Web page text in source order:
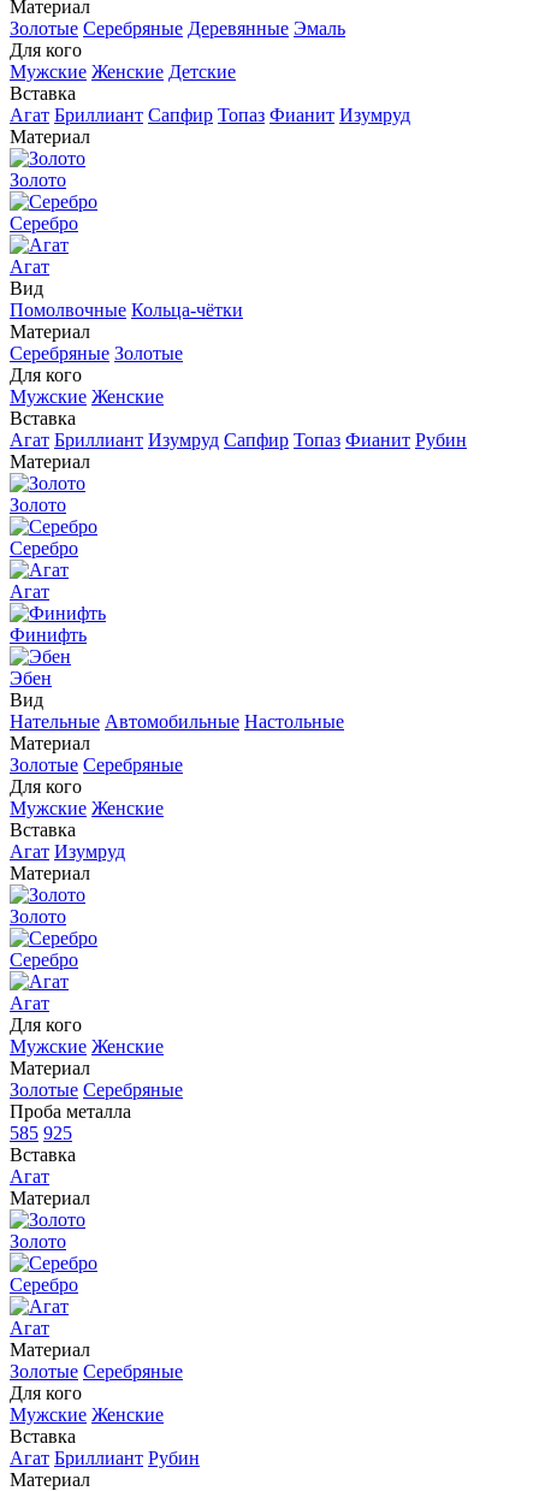
Материал
Золотые Серебряные Деревянные Эмаль
Для кого
Мужские Женские Детские
Вставка
Агат Бриллиант Сапфир Топаз Фианит Изумруд
Материал
Золото
Серебро
Агат
Вид
Помолвочные Кольца-чётки
Материал
Серебряные Золотые
Для кого
Мужские Женские
Вставка
Агат Бриллиант Изумруд Сапфир Топаз Фианит Рубин
Материал
Золото
Серебро
Агат
Финифть
Эбен
Вид
Нательные Автомобильные Настольные
Материал
Золотые Серебряные
Для кого
Мужские Женские
Вставка
Агат Изумруд
Материал
Золото
Серебро
Агат
Для кого
Мужские Женские
Материал
Золотые Серебряные
Проба металла
585 925
Вставка
Агат
Материал
Золото
Серебро
Агат
Материал
Золотые Серебряные
Для кого
Мужские Женские
Вставка
Агат Бриллиант Рубин
Материал